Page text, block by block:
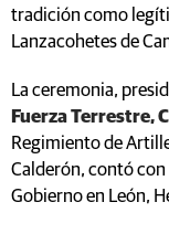
tradición como
Lanzacohetes de
La ceremonia,
Fuerza Terrestre,
Regimiento de
Calderón, contó
Gobierno en León,